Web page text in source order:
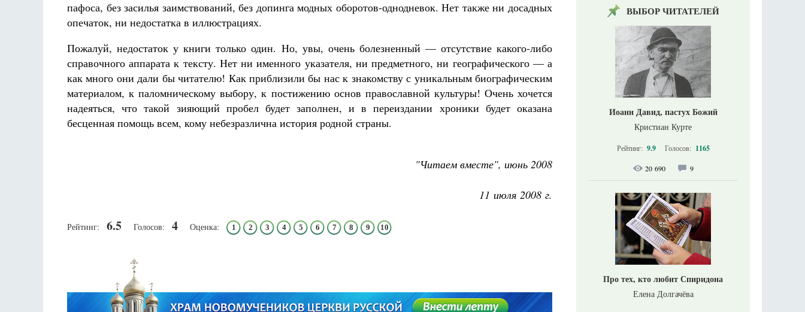
пафоса, без засилья заимствований, без допинга модных оборотов-однодневок. Нет также ни досадных
опечаток, ни недостатка в иллюстрациях.
Пожалуй, недостаток у книги только один. Но, увы, очень болезненный — отсутствие какого-либо
справочного аппарата к тексту. Нет ни именного указателя, ни предметного, ни географического — а
как много они дали бы читателю! Как приблизили бы нас к знакомству с уникальным биографическим
материалом, к паломническому выбору, к постижению основ православной культуры! Очень хочется
надеяться, что такой зияющий пробел будет заполнен, и в переиздании хроники будет оказана
бесценная помощь всем, кому небезразлична история родной страны.
"Читаем вместе", июнь 2008
11 июля 2008 г.
Рейтинг: 6.5 Голосов: 4 Оценка: 1 2 3 4 5 6 7 8 9 10
ВЫБОР ЧИТАТЕЛЕЙ
Иоанн Давид, пастух Божий
Кристиан Курте
Рейтинг: 9.9 Голосов: 1165
20 690 9
Про тех, кто любит Спиридона
Елена Долгачёва